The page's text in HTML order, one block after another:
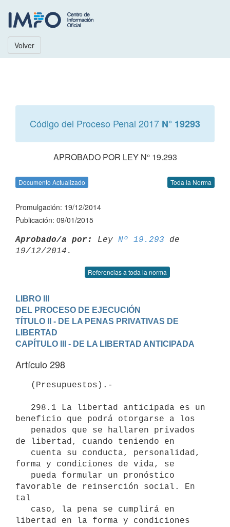
Volver
Código del Proceso Penal 2017 N° 19293
APROBADO POR LEY N° 19.293
Documento Actualizado Toda la Norma
Promulgación: 19/12/2014
Publicación: 09/01/2015
Aprobado/a por: Ley Nº 19.293 de
Referencias a toda la norma
LIBRO III
DEL PROCESO DE EJECUCIÓN
TÍTULO II - DE LA PENAS PRIVATIVAS DE
LIBERTAD
CAPÍTULO III - DE LA LIBERTAD ANTICIPADA
Artículo 298
beneficio que podrá otorgarse a los
de libertad, cuando teniendo en
forma y condiciones de vida, se
favorable de reinserción social. En
tal
libertad en la forma y condiciones